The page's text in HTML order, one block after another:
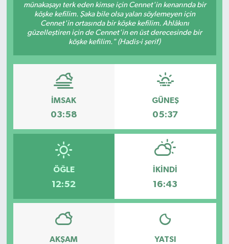
münakaşayı terk eden kimse için Cennet'in kenarında bir
köşke kefilim. Şaka bile olsa yalan söylemeyen için
Cennet'in ortasında bir köşke kefilim. Ahlâkını
güzelleştiren için de Cennet'in en üst derecesinde bir
köşke kefilim." (Hadis-i şerif)
İMSAK
03:58
GÜNEŞ
05:37
ÖĞLE
12:52
İKINDI
16:43
AKŞAM YATSI